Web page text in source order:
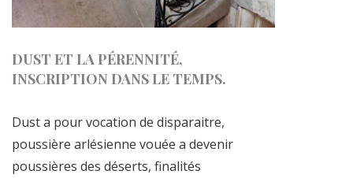
DUST ET LA PÉRENNITÉ,
INSCRIPTION DANS LE TEMPS.
Dust a pour vocation de disparaitre,
poussière arlésienne vouée a devenir
poussières des déserts, finalités